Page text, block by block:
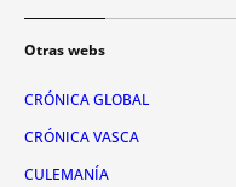
Otras webs
CRÓNICA GLOBAL
CRÓNICA VASCA
CULEMANÍA